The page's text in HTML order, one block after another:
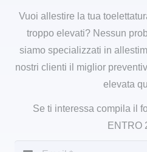
Vuoi allestire la tua
troppo elevati? Nessun
siamo specializzati in
nostri clienti il miglior
elevata
Se ti interessa compila il
ENTRO